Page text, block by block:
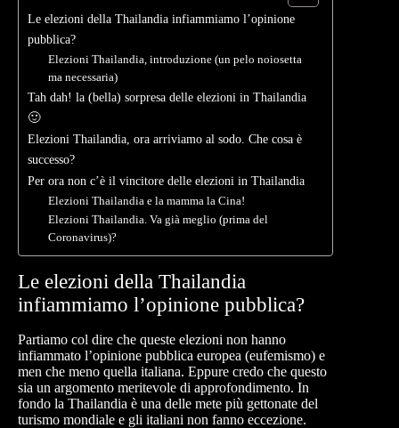
Le elezioni della Thailandia infiammiamo l’opinione
pubblica?
Elezioni Thailandia, introduzione (un pelo noiosetta
ma necessaria)
Tah dah! la (bella) sorpresa delle elezioni in Thailandia
🙂
Elezioni Thailandia, ora arriviamo al sodo. Che cosa è
successo?
Per ora non c’è il vincitore delle elezioni in Thailandia
Elezioni Thailandia e la mamma la Cina!
Elezioni Thailandia. Va già meglio (prima del
Coronavirus)?
Le elezioni della Thailandia
infiammiamo l’opinione pubblica?
Partiamo col dire che queste elezioni non hanno
infiammato l’opinione pubblica europea (eufemismo) e
men che meno quella italiana. Eppure credo che questo
sia un argomento meritevole di approfondimento. In
fondo la Thailandia è una delle mete più gettonate del
turismo mondiale e gli italiani non fanno eccezione.